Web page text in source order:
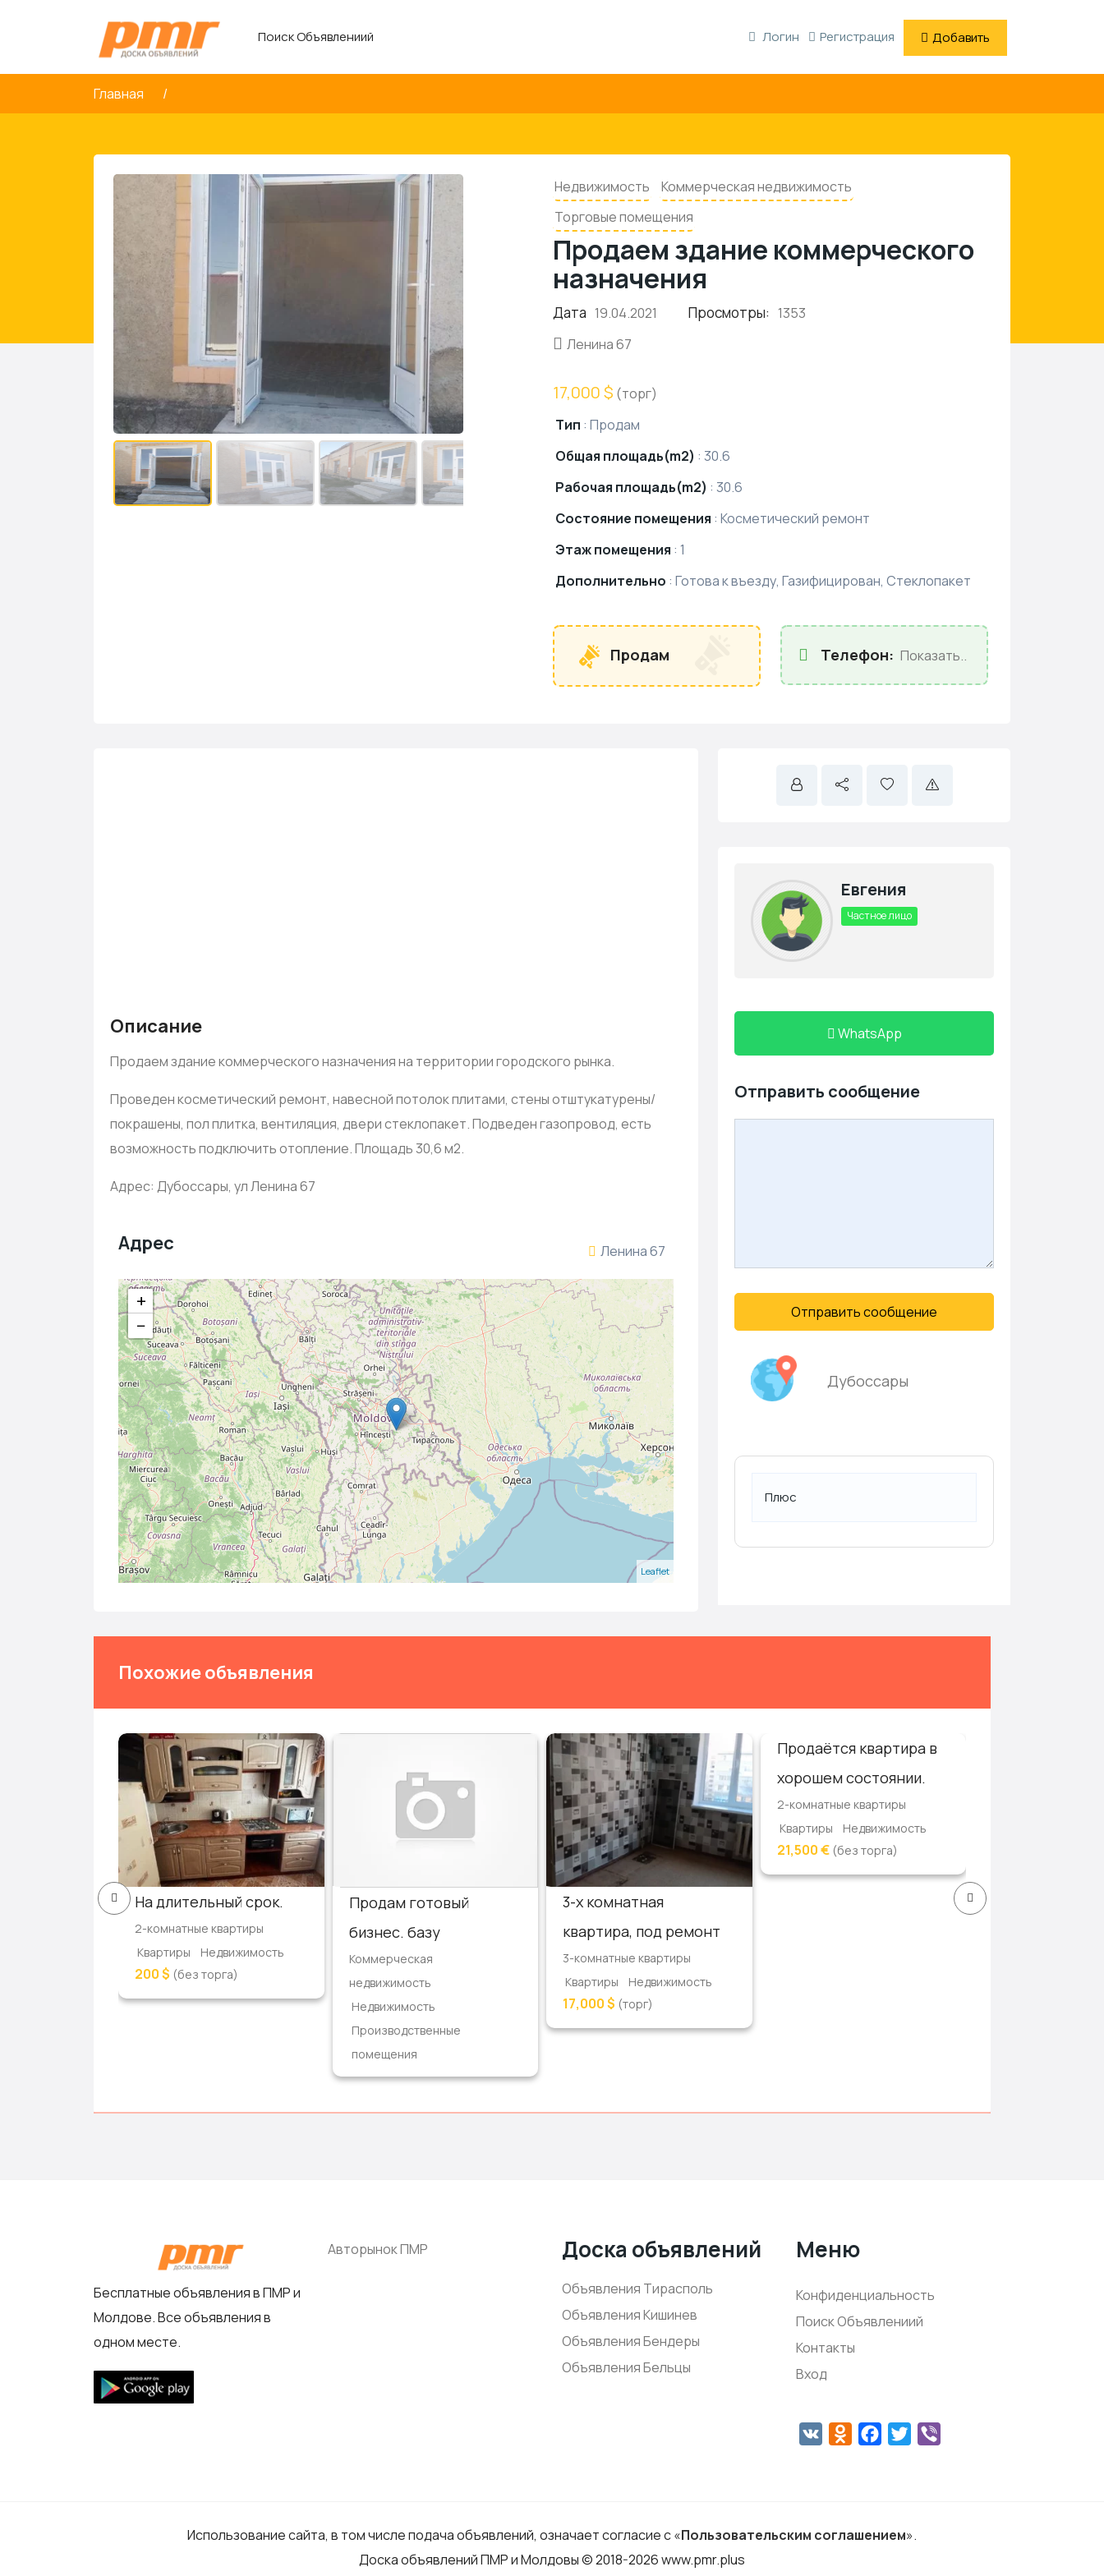
Поиск Объявлениий Логин Регистрация Добавить
Главная
Недвижимость
Коммерческая недвижимость
Торговые помещения
Продаем здание коммерческого
назначения
Дата 19.04.2021 Просмотры: 1353
Ленина 67
17,000 $ (торг)
Тип : Продам
Общая площадь(m2) : 30.6
Рабочая площадь(m2) : 30.6
Состояние помещения : Косметический ремонт
Этаж помещения : 1
Дополнительно : Готова к въезду, Газифицирован, Стеклопакет
Продам Телефон: Показать..
Описание
Продаем здание коммерческого назначения на территории городского рынка.
Проведен косметический ремонт, навесной потолок плитами, стены отштукатурены/
покрашены, пол плитка, вентиляция, двери стеклопакет. Подведен газопровод, есть
возможность подключить отопление. Площадь 30,6 м2.
Адрес: Дубоссары, ул Ленина 67
Адрес Ленина 67
+
−
Leaflet
Евгения
Частное лицо
WhatsApp
Отправить сообщение
Отправить сообщение
Дубоссары
Плюс
Похожие объявления
На длительный срок.
2-комнатные квартиры
Квартиры
Недвижимость
200 $ (без торга)
Продам готовый
бизнес. базу
Коммерческая
недвижимость
Недвижимость
Производственные
помещения
3-х комнатная
квартира, под ремонт
3-комнатные квартиры
Квартиры
Недвижимость
17,000 $ (торг)
Продаётся квартира в
хорошем состоянии.
2-комнатные квартиры
Квартиры
Недвижимость
21,500 €(без торга)
Бесплатные объявления в ПМР и
Молдове. Все объявления в
одном месте.
Авторынок ПМР Доска объявлений
Объявления Тирасполь
Объявления Кишинев
Объявления Бендеры
Объявления Бельцы
Меню
Конфиденциальность
Поиск Объявлениий
Контакты
Вход
VK Odnoklassniki
Facebook
Twitter
Использование сайта, в том числе подача объявлений, означает согласие с «Пользовательским соглашением».
Доска объявлений ПМР и Молдовы © 2018-2026 www.pmr.plus